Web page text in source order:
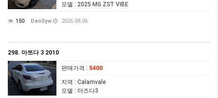
모델 : 2025 MG ZST VIBE
150 DanSyw 2026.08.06
298. 마쯔다 3 2010
판매가격 : 5400
지역 : Calamvale
모델 : 마즈다3